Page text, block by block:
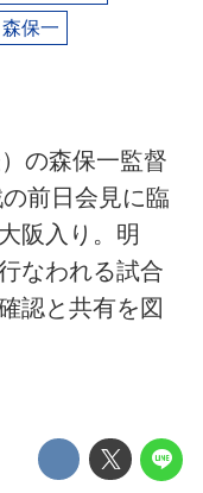
森保一
の森保一監督
前日会見に臨
阪入り。明
なわれる試合
認と共有を図